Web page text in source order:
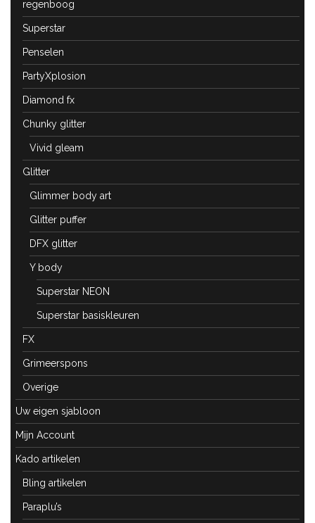
regenboog
Superstar
Penselen
PartyXplosion
Diamond fx
Chunky glitter
Vivid gleam
Glitter
Glimmer body art
Glitter puffer
DFX glitter
Y body
Superstar NEON
Superstar basiskleuren
FX
Grimeerspons
Overige
Uw eigen sjabloon
Mijn Account
Kado artikelen
Bling artikelen
Paraplu’s